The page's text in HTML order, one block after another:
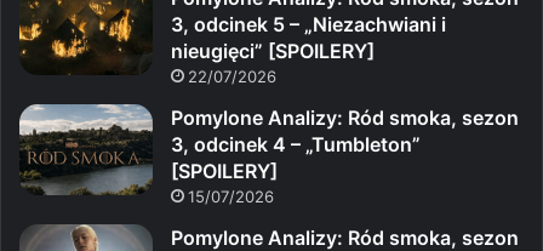
3, odcinek 5 – „Niezachwiani i
nieugięci” [SPOILERY]
22/07/2026
Pomylone Analizy: Ród smoka, sezon
3, odcinek 4 – „Tumbleton”
[SPOILERY]
15/07/2026
Pomylone Analizy: Ród smoka, sezon